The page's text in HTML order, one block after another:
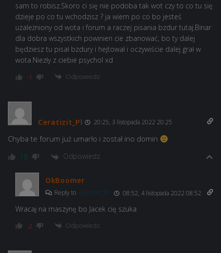
sam to robisz.Skoro ci się nie podoba tak wot czy to co tu się
dzieje po co tu wchodzisz ? ja wiem po co bo jesteś
uzależniony od wota i forum a raczej pisania bzdur tutaj.Binar
dla dobra wszystkich powinien cie zbanować, bo ty dalej
będziesz tu pisał bzdury i hejtował i oczywiście dalej grał w
wota.Niezły z ciebie psychol xd
-1 Odpowiedz
Ceratizit_Pl 20:25, 3 listopada 2022 20:25
Chyba te forum już umarło i został ino domin
18 Odpowiedz
OkBoomer
Reply to Ceratizit_Pl 08:52, 4 listopada 2022 08:52
Wracaj na maszynę bo Jacek cię szuka
-2 Odpowiedz